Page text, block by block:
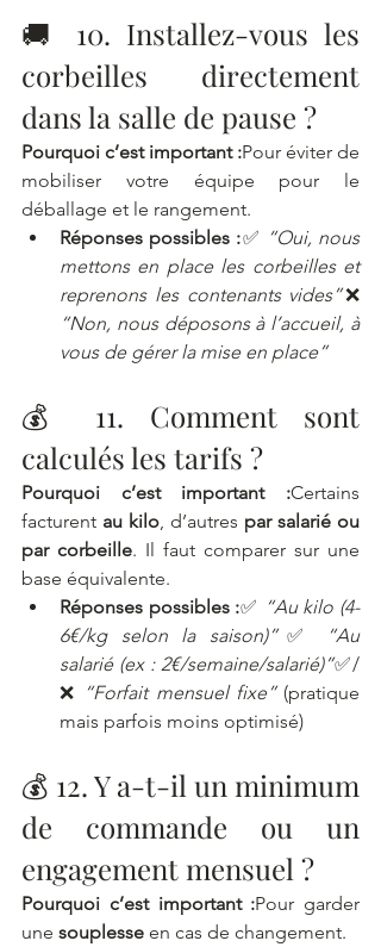
🚚 10. Installez-vous les
corbeilles directement
dans la salle de pause ?
Pourquoi c’est important :Pour éviter de
mobiliser votre équipe pour le
déballage et le rangement.
Réponses possibles :✅ “Oui, nous
mettons en place les corbeilles et
reprenons les contenants vides”
“Non, nous déposons à l’accueil, à
vous de gérer la mise en place”
💰 11. Comment sont
calculés les tarifs ?
Pourquoi c’est important :Certains
facturent au kilo, d’autres par salarié ou
par corbeille. Il faut comparer sur une
base équivalente.
Réponses possibles :✅ “Au kilo (4-
6€/kg selon la saison)”✅
“Au
salarié (ex : 2€/semaine/salarié)”✅/
❌
“Forfait mensuel fixe” (pratique
mais parfois moins optimisé)
💰 12. Y a-t-il un minimum
de commande ou un
engagement mensuel ?
Pourquoi c’est important :Pour garder
une souplesse en cas de changement.